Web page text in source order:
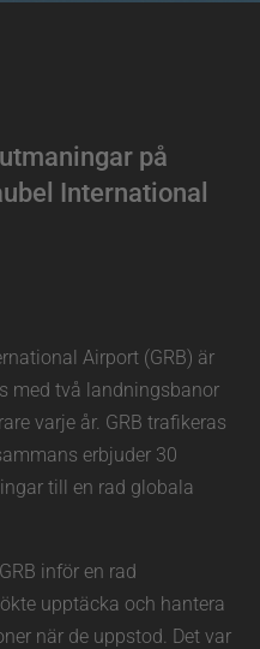
på
International
Airport (GRB) är
med två landningsbanor
varje år. GRB trafikeras
erbjuder 30
till en rad globala
inför en rad
upptäcka och hantera
när de uppstod. Det var